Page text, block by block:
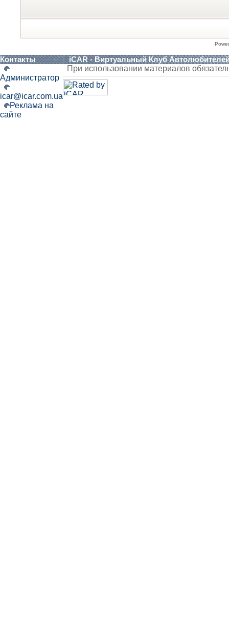
Контакты iCAR - Виртуальный Клуб
Администратор
icar@icar.com.ua
Реклама на
сайте
При использовании материалов